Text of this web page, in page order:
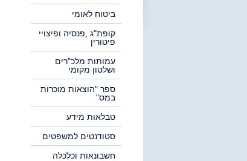
ביטוח לאומי
קופת"ג ,פנסיה ופיצויי
פיטורין
עמותות מלכ"רים
ושלטון מקומי
ספר "הוצאות מוכרות
במס"
טבלאות מידע
סטודנטים למשפטים
חשבונאות וכלכלה